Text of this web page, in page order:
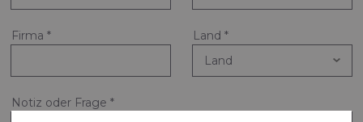
Firma * Land *
Notiz oder Frage *